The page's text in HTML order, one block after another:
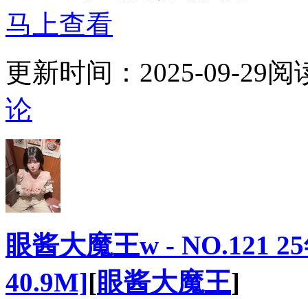
马上查看
更新时间： 2025-09-29阅
论
眼酱大魔王w - NO.121
40.9M][眼酱大魔王]